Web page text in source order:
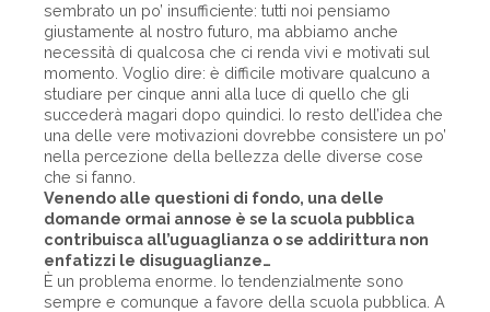
sembrato un po’ insufficiente: tutti noi pensiamo
giustamente al nostro futuro, ma abbiamo anche
necessità di qualcosa che ci renda vivi e motivati sul
momento. Voglio dire: è difficile motivare qualcuno a
studiare per cinque anni alla luce di quello che gli
succederà magari dopo quindici. Io resto dell’idea che
una delle vere motivazioni dovrebbe consistere un po’
nella percezione della bellezza delle diverse cose
che si fanno.
Venendo alle questioni di fondo, una delle
domande ormai annose è se la scuola pubblica
contribuisca all’uguaglianza o se addirittura non
enfatizzi le disuguaglianze…
È un problema enorme. Io tendenzialmente sono
sempre e comunque a favore della scuola pubblica. A